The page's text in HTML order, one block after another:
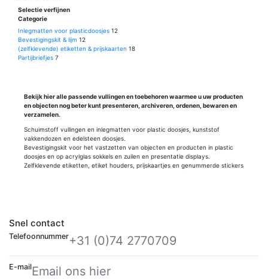
Selectie verfijnen
Categorie
Inlegmatten voor plasticdoosjes 12
Bevestigingskit & lijm 12
(zelfklevende) etiketten & prijskaarten 18
Partijbriefjes 7
Bekijk hier alle passende vullingen en toebehoren waarmee u uw producten
en objecten nog beter kunt presenteren, archiveren, ordenen, bewaren en
verzamelen.
Schuimstoff vullingen en inlegmatten voor plastic doosjes, kunststof
vakkendozen en edelsteen doosjes.
Bevestigingskit voor het vastzetten van objecten en producten in plastic
doosjes en op acrylglas sokkels en zuilen en presentatie displays.
Zelfklevende etiketten, etiket houders, prijskaartjes en genummerde stickers
Snel contact
Telefoonnummer+31 (0)74 2770709
E-mailEmail ons hier